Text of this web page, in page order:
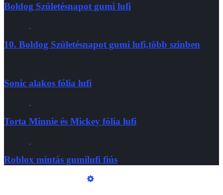
Boldog Születésnapot gumi lufi
10. Boldog Születésnapot gumi lufi,több szinben
Sonic alakos fólia lufi
Torta Minnie és Mickey fólia lufi
Roblox mintás gumilufi fiús